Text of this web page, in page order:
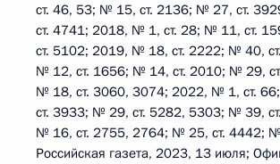
ст. 46, 53; № 15, ст. 2136; № 27, ст.
ст. 4741; 2018, № 1, ст. 28; № 11, ст.
ст. 5102; 2019, № 18, ст. 2222; № 40,
№ 12, ст. 1656; № 14, ст. 2010; № 29,
№ 18, ст. 3060, 3074; 2022, № 1, ст.
ст. 3933; № 29, ст. 5282, 5303; № 39,
№ 16, ст. 2755, 2764; № 25, ст. 4442;
Российская газета, 2023, 13 июля;